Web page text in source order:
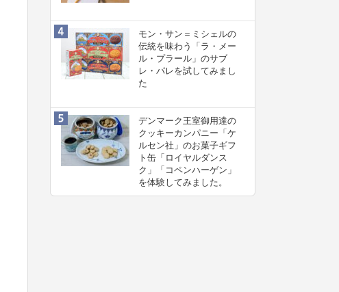
モン・サン＝ミシェルの
伝統を味わう「ラ・メー
ル・プラール」のサブ
レ・パレを試してみまし
た
デンマーク王室御用達の
クッキーカンパニー「ケ
ルセン社」のお菓子ギフ
ト缶「ロイヤルダンス
ク」「コペンハーゲン」
を体験してみました。